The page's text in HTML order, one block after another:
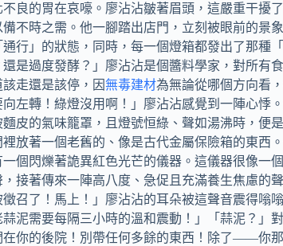
良的胃在哀嚎。廖沾沾皺著眉頭，這嚴重干
不時之需。他一腳踏出店門，立刻被眼前的
行」的狀態，同時，每一個燈箱都發出了那
是過度發酵？」廖沾沾是個醬料學家，對所
走還是該停，因無毒建材為無論從哪個方向看
左轉！綠燈沒用啊！」廖沾沾感覺到一陣心
皮的氣味籠罩，且燈號恒綠、聲如湯沸時，
放著一個老舊的、像是古代金屬保險箱的東西
個閃爍著詭異紅色光芒的儀器。這儀器很像一
著傳來一陣高八度、急促且充滿養生焦慮的
召了！馬上！」廖沾沾的耳朵被這聲音震得嗡
泥需要每隔三小時的溫和震動！」「蒜泥？
你的後院！別帶任何多餘的東西！除了——你